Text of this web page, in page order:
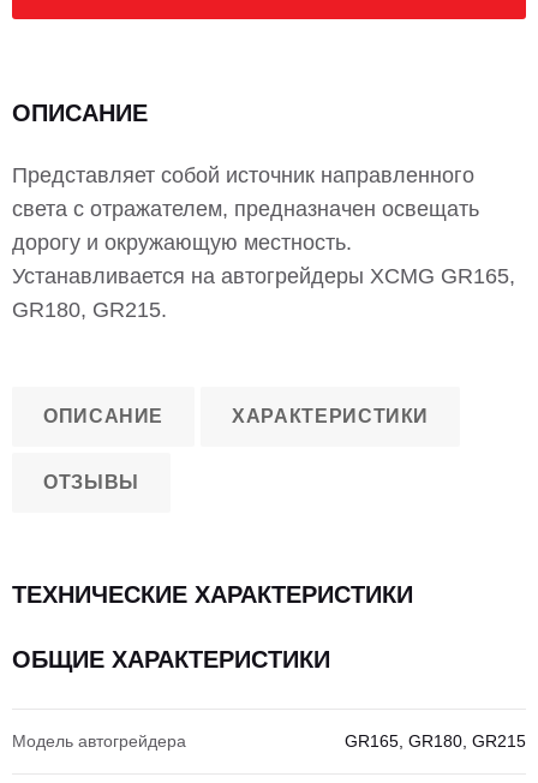
ОПИСАНИЕ
Представляет собой источник направленного
света с отражателем, предназначен освещать
дорогу и окружающую местность.
Устанавливается на автогрейдеры XCMG GR165,
GR180, GR215.
ОПИСАНИЕ ХАРАКТЕРИСТИКИ
ОТЗЫВЫ
ТЕХНИЧЕСКИЕ ХАРАКТЕРИСТИКИ
ОБЩИЕ ХАРАКТЕРИСТИКИ
Модель автогрейдера GR165, GR180, GR215